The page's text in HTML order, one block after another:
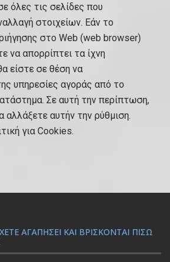
όλες τις σελίδες που
στοιχείων. Εάν το
στο Web (web browser)
να απορρίπτει τα ίχνη
είστε σε θέση να
υπηρεσίες αγοράς από το
Σε αυτή την περίπτωση,
αλλάξετε αυτήν την ρύθμιση.
για Cookies.
ΑΓΑΠΉΣΕΙ ΚΑΙ ΒΡΊΣΚΟΝΤΑΙ ΠΊΣΩ